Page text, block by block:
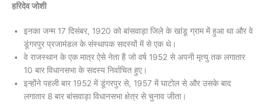
हरिदेव जोशी
इनका जन्म 17 दिसंबर, 1920 को बांसवाड़ा जिले के खांडू ग्राम में हुआ था और वे
डूंगरपुर प्रजामंडल के संस्थापक सदस्यों में से एक थे।
वे राजस्थान के एक मात्र ऐसे नेता हैं जो वर्ष 1952 से अपनी मृत्यु तक लगातार
10 बार विधानसभा के सदस्य निर्वाचित हुए।
इन्होंने पहली बार 1952 में डूंगरपुर से, 1957 में घाटोल से और उसके बाद
लगातार 8 बार बांसवाड़ा विधानसभा क्षेत्र से चुनाव जीता।